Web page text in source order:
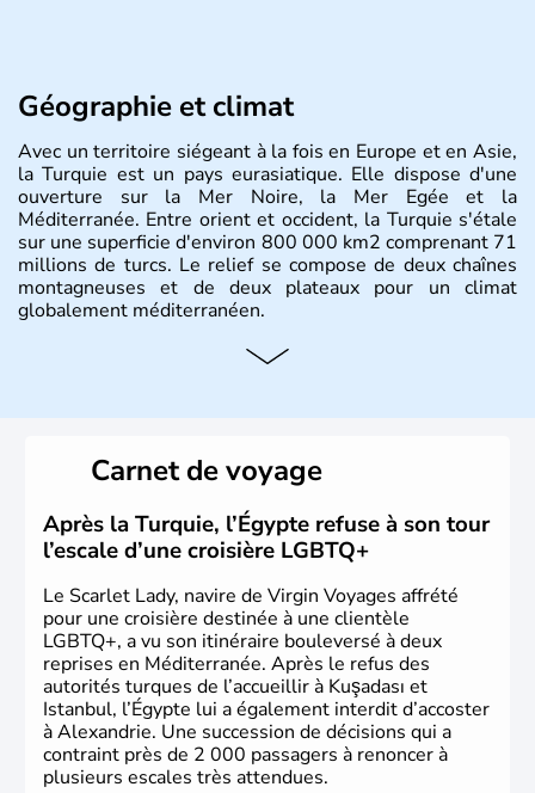
Géographie et climat
Avec un territoire siégeant à la fois en Europe et en Asie,
la Turquie est un pays eurasiatique. Elle dispose d'une
ouverture sur la Mer Noire, la Mer Egée et la
Méditerranée. Entre orient et occident, la Turquie s'étale
sur une superficie d'environ 800 000 km2 comprenant 71
millions de turcs. Le relief se compose de deux chaînes
montagneuses et de deux plateaux pour un climat
globalement méditerranéen.
Histoire et administration
qui constitueront en 1299 les fondations de l'Empire
ottoman. Après avoir rattaché l'Anatolie et la Thrace
orientale au territoire turc, la République est proclamée
le 29 octobre 1923. Ankara remplace alors Istanbul au
titre de capitale du pays.
Carnet de voyage
Après la Turquie, l’Égypte refuse à son tour
l’escale d’une croisière LGBTQ+
Le Scarlet Lady, navire de Virgin Voyages affrété
pour une croisière destinée à une clientèle
LGBTQ+, a vu son itinéraire bouleversé à deux
reprises en Méditerranée. Après le refus des
autorités turques de l’accueillir à Kuşadası et
Istanbul, l’Égypte lui a également interdit d’accoster
à Alexandrie. Une succession de décisions qui a
contraint près de 2 000 passagers à renoncer à
plusieurs escales très attendues.